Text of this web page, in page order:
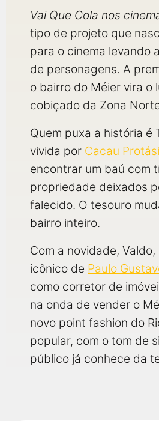
Vai Que Cola nos
tipo de projeto que
para o cinema levando
de personagens. A
o bairro do Méier vira o
cobiçado da Zona
Quem puxa a história é
vivida por Cacau
encontrar um baú com
propriedade deixados
falecido. O tesouro
bairro inteiro.
Com a novidade,
icônico de Paulo
como corretor de
na onda de vender o
novo point fashion do
popular, com o tom de
público já conhece da
acessar informações sobre cinemas,
trailers e muito mais.